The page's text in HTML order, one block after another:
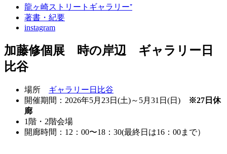
龍ヶ崎ストリートギャラリー⁺
著書・紀要
instagram
加藤修個展 時の岸辺 ギャラリー日
比谷
場所 ギャラリー日比谷
開催期間：2026年5月23日(土)～5月31日(日)
※27日休
廊
1階・2階会場
開廊時間：12：00〜18：30(最終日は16：00まで）